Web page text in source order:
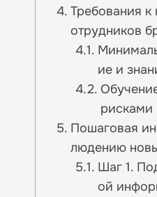
Требования
отрудников
ие и
рисками
Пошаговая
людению
Шаг 1.
ой